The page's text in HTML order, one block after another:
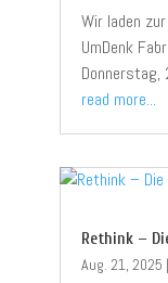
Wir laden
UmDenk
Donnerstag,
read more...
Rethink –
Aug. 21, 2025 |